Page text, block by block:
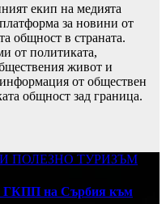
екип на медията
за новини от
общност в страната.
от политиката,
живот и
от обществен
общност зад граница.
ПОЛЕЗНО ТУРИЗЪМ
ГКПП на Сърбия към